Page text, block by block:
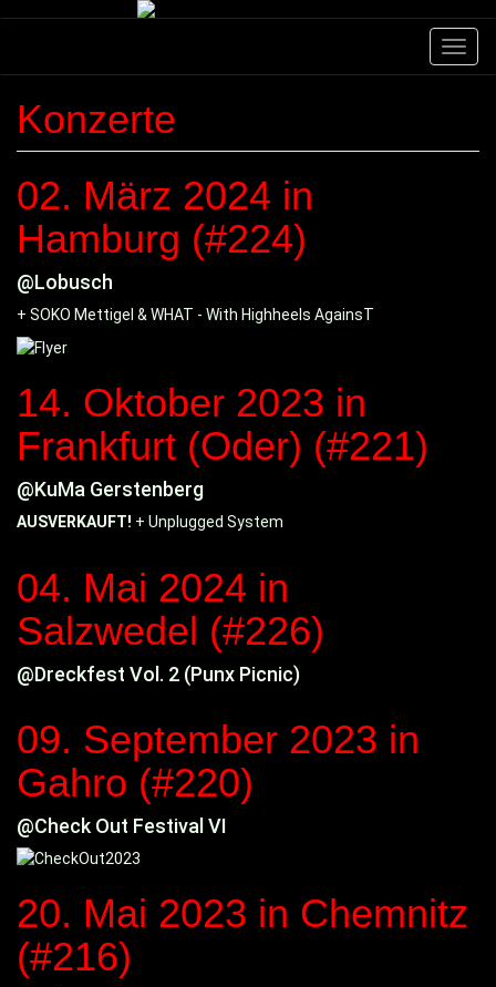
Konzerte
02. März 2024 in
Hamburg (#224)
@Lobusch
+ SOKO Mettigel & WHAT - With Highheels AgainsT
14. Oktober 2023 in
Frankfurt (Oder) (#221)
@KuMa Gerstenberg
AUSVERKAUFT! + Unplugged System
04. Mai 2024 in
Salzwedel (#226)
@Dreckfest Vol. 2 (Punx Picnic)
09. September 2023 in
Gahro (#220)
@Check Out Festival VI
20. Mai 2023 in Chemnitz
(#216)